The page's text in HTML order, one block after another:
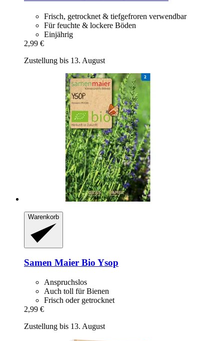
Frisch, getrocknet & tiefgefroren verwendbar
Für feuchte & lockere Böden
Einjährig
2,99 €
Zustellung bis 13. August
Warenkorb
Samen Maier Bio Ysop
Anspruchslos
Auch toll für Bienen
Frisch oder getrocknet
2,99 €
Zustellung bis 13. August